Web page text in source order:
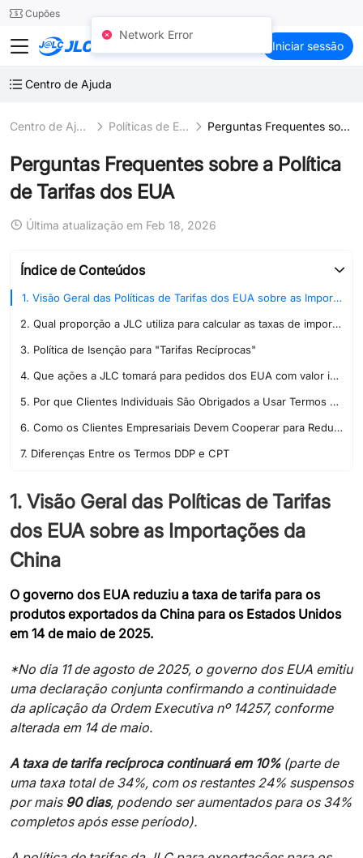
24SMTCupões
JLCCNC Iniciar sessão
Centro de Ajuda
Centro de Ajuda Políticas de Envio Perguntas Frequentes sobre a Política de Tarifas dos EUA
Perguntas Frequentes sobre a Política
de Tarifas dos EUA
Última atualização em Feb 18, 2026
Índice de Conteúdos
1. Visão Geral das Políticas de Tarifas dos EUA sobre as Importações da China
2. Qual proporção a JLC utiliza para calcular as taxas de importação pré-cobradas?
3. Política de Isenção para "Tarifas Recíprocas"
4. Que ações a JLC tomará para pedidos dos EUA com valor inferior a $800 após 2 de maio de 2025?
5. Por que Clientes Individuais São Obrigados a Usar Termos DDP?
6. Como os Clientes Empresariais Devem Cooperar para Reduzir Atrasos nas Encomendas ao Escolher Termos CPT?
7. Diferenças Entre os Termos DDP e CPT
9. Atualizações nos termos de serviço da DHL, UPS e FedEx
1. Visão Geral das Políticas de Tarifas
dos EUA sobre as Importações da
China
O governo dos EUA reduziu a taxa de tarifa para os
produtos exportados da China para os Estados Unidos
em 14 de maio de 2025.
*No dia 11 de agosto de 2025, o governo dos EUA emitiu
uma declaração conjunta confirmando a continuidade
da aplicação da Ordem Executiva nº 14257, conforme
alterada em 14 de maio.
A taxa de tarifa recíproca continuará em 10%(parte de
uma taxa total de 34%, com os restantes 24% suspensos
por mais 90 dias, podendo ser aumentados para os 34%
completos após esse período).
Network Error